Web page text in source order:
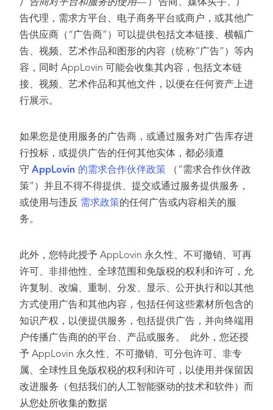
— 广告商、媒体买手、广
告代理，需求方平台、电子商务平台或商户，或其他广
告供应商（“广告商”）可以提供包括文本链接、横幅广
告、视频、艺术作品和图形的内容（统称“广告”）等内
容，同时 AppLovin 可能会收集其内容，包括文本链
接、视频、艺术作品和其他文件，以便在任何资产上进
行展示。
如果您是使用服务的广告商，或通过服务对广告库存进
行投标，或提供广告的任何其他实体，都必须遵
守 AppLovin 的需求合作伙伴政策 （“需求合作伙伴政
策”）并且不得不得提供、提交或通过服务提供服务，
或使用与违反 需求政策的任何广告或内容相关的服
务。
此外，您特此授予 AppLovin 永久性、不可撤销、可再
许可、非排他性、全球范围和免版税的权利和许可，允
许复制、改编、重制、分发、显示、公开执行和以其他
方式使用广告和其他内容，包括任何这些素材所包含的
知识产权，以便提供服务，包括提供广告，并向终端用
户传播广告商的的平台、产品或服务。 此外，您还授
予 AppLovin 永久性、不可撤销、可分包许可、非专
属、全球性且免版权税的权利和许可，以使用并保留因
改进服务（包括我们的人工智能驱动的技术和软件）而
从您处所收集的数据